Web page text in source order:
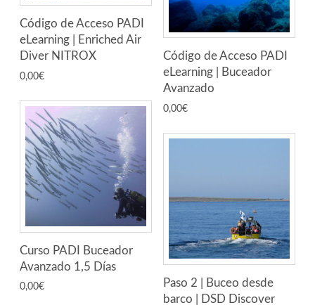
Código de Acceso PADI
eLearning | Enriched Air
Diver NITROX
0,00€
Código de Acceso PADI
eLearning | Buceador
Avanzado
0,00€
Curso PADI Buceador
Avanzado 1,5 Días
0,00€
Paso 2 | Buceo desde
barco | DSD Discover